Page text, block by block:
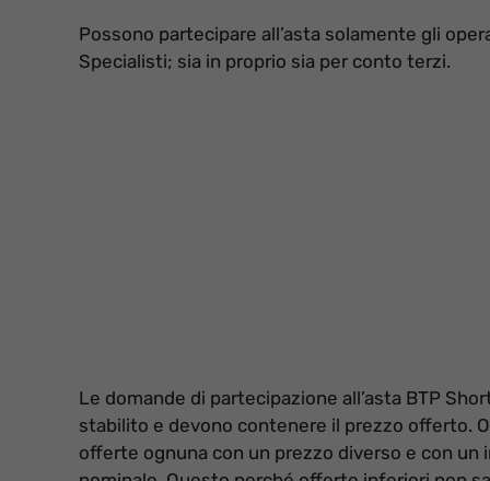
Possono partecipare all’asta solamente gli
Specialisti; sia in proprio sia per conto terzi.
Le domande di partecipazione all’asta BTP
stabilito e devono contenere il prezzo offerto.
offerte ognuna con un prezzo diverso e con